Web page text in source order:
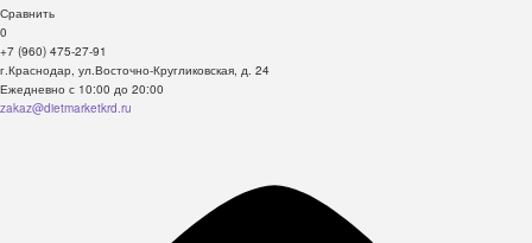
Сравнить
0
+7 (960) 475-27-91
г.Краснодар, ул.Восточно-Кругликовская, д. 24
Ежедневно с 10:00 до 20:00
zakaz@dietmarketkrd.ru